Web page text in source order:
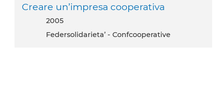
Creare un’impresa cooperativa
2005
Federsolidarieta’ - Confcooperative